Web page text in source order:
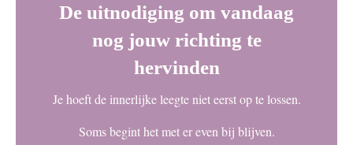
De uitnodiging om vandaag
nog jouw richting te
hervinden
Je hoeft de innerlijke leegte niet eerst op te lossen.
Soms begint het met er even bij blijven.